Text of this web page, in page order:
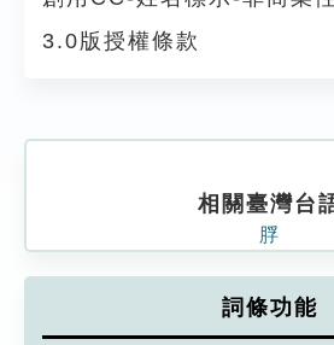
3.0版授權條款
相關臺灣台
脬
詞條功能